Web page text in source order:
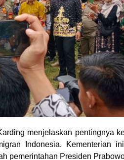
menjelaskan pentingnya
Indonesia. Kementerian
pemerintahan Presiden